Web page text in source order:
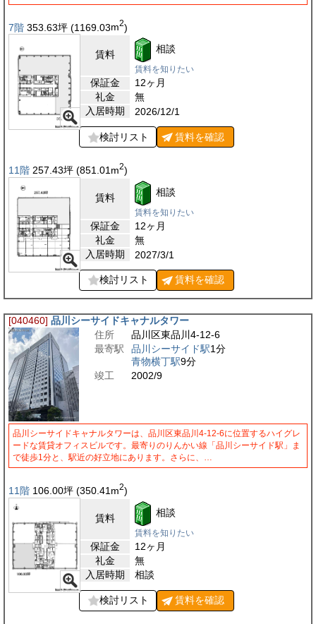
7階 353.63坪 (1169.03m2)
賃料 相談
賃料を知りたい
保証金
12ヶ月
礼金
無
入居時期
2026/12/1
検討リスト 賃料を確認
11階 257.43坪 (851.01 m2)
賃料 相談
賃料を知りたい
保証金
12ヶ月
礼金
無
入居時期
2027/3/1
検討リスト 賃料を確認
[040460] 品川シーサイドキャナルタワー
住所
品川区東品川4-12-6
最寄駅
品川シーサイド駅1分
青物横丁駅9分
竣工
2002/9
品川シーサイドキャナルタワーは、品川区東品川4-12-6に位置するハイグレ
ードな賃貸オフィスビルです。最寄りのりんかい線「品川シーサイド駅」ま
で徒歩1分と、駅近の好立地にあります。さらに、…
11階 106.00坪 (350.41 m2)
賃料 相談
賃料を知りたい
保証金
12ヶ月
礼金
無
入居時期
相談
検討リスト 賃料を確認